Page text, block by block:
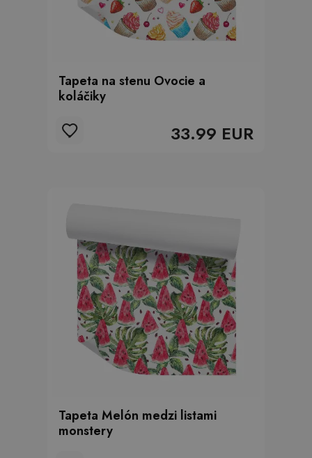
Tapeta na stenu Ovocie a
koláčiky
33.99 EUR
Tapeta Melón medzi listami
monstery